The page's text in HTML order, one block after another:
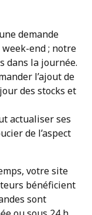
demande
end ; notre
dans la journée.
l’ajout de
des stocks et
actualiser ses
de l’aspect
votre site
bénéficient
sont